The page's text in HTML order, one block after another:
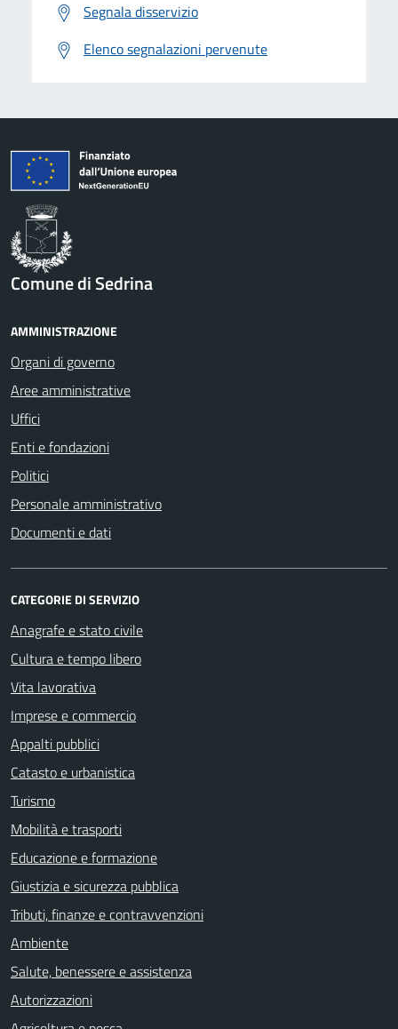
Segnala disservizio
Elenco segnalazioni pervenute
Comune di Sedrina
AMMINISTRAZIONE
Organi di governo
Aree amministrative
Uffici
Enti e fondazioni
Politici
Personale amministrativo
Documenti e dati
CATEGORIE DI SERVIZIO
Anagrafe e stato civile
Cultura e tempo libero
Vita lavorativa
Imprese e commercio
Appalti pubblici
Catasto e urbanistica
Turismo
Mobilità e trasporti
Educazione e formazione
Giustizia e sicurezza pubblica
Tributi, finanze e contravvenzioni
Ambiente
Salute, benessere e assistenza
Autorizzazioni